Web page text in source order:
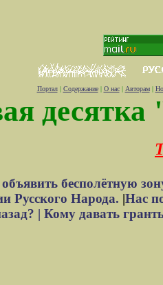
Портал| Содержание| О нас| Авторам|
десятка
бесполётную
Русского Народа. |Нас
| Кому давать